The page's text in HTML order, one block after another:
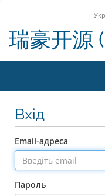
瑞豪开源
Вхід
Email-адреса
Пароль